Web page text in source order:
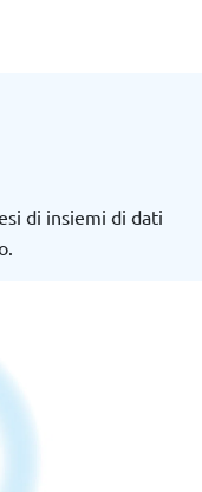
di insiemi di dati